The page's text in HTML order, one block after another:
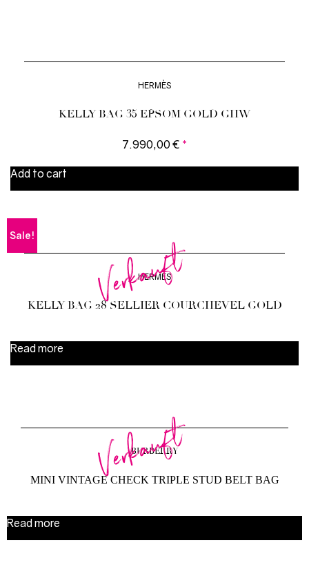
HERMÈS
KELLY BAG 35 EPSOM GOLD GHW
7.990,00 € *
Add to cart
Sale! Verkauft
HERMÈS
KELLY BAG 28 SELLIER COURCHEVEL GOLD
Read more
Verkauft
BURBERRY
MINI VINTAGE CHECK TRIPLE STUD BELT BAG
Read more